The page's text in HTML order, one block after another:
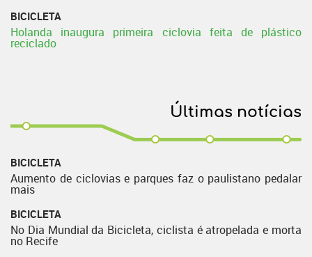
BICICLETA
Holanda inaugura primeira ciclovia feita de plástico
reciclado
Últimas notícias
BICICLETA
Aumento de ciclovias e parques faz o paulistano pedalar
mais
BICICLETA
No Dia Mundial da Bicicleta, ciclista é atropelada e morta
no Recife